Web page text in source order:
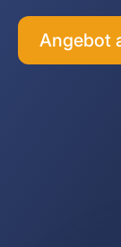
Schwingtüren
SOFTWARE
Angebot